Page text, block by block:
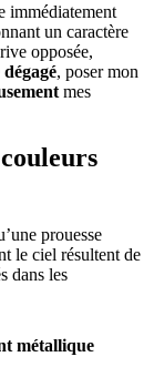
immédiatement
un caractère
opposée,
, poser mon
mes
prouesse
le ciel résultent de
dans les
métallique